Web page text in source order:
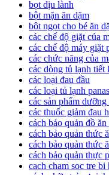
bọt dịu lành
bột mặn ăn dặm
bột ngọt cho bé ăn
các chế độ giặt của
các chế độ máy giặt
các chức năng của
các dòng tủ lạnh tiết
các loại đau đầu
các loại tủ lạnh
các sản phẩm
các thuốc giảm đau
cách bảo quản đồ
cách bảo quản thức
cách bảo quản thức
cách bảo quản thực
cach cham soc tre bi